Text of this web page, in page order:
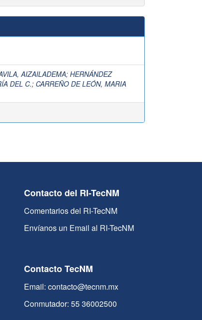
AIZAILADEMA; HERNÁNDEZ
DEL C.; CARREÑO DE LEÓN, MARIA
Contacto del RI-TecNM
Comentarios del RI-TecNM
Envíanos un Email al RI-TecNM
Contacto TecNM
Email: contacto@tecnm.mx
Conmutador: 55 36002500